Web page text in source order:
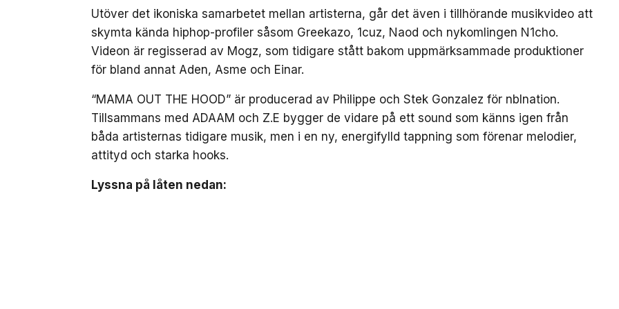
Utöver det ikoniska samarbetet mellan artisterna, går det även i tillhörande musikvideo att
skymta kända hiphop-profiler såsom Greekazo, 1cuz, Naod och nykomlingen N1cho.
Videon är regisserad av Mogz, som tidigare stått bakom uppmärksammade produktioner
för bland annat Aden, Asme och Einar.
“MAMA OUT THE HOOD” är producerad av Philippe och Stek Gonzalez för nblnation.
Tillsammans med ADAAM och Z.E bygger de vidare på ett sound som känns igen från
båda artisternas tidigare musik, men i en ny, energifylld tappning som förenar melodier,
attityd och starka hooks.
Lyssna på låten nedan: